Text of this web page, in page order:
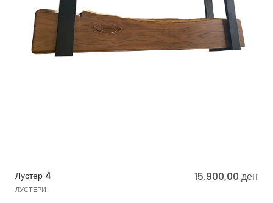
Лустер 4
ЛУСТЕРИ
15.900,00 ден